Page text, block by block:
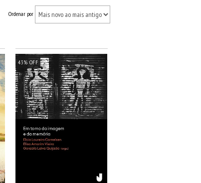
Ordenar por
43% OFF